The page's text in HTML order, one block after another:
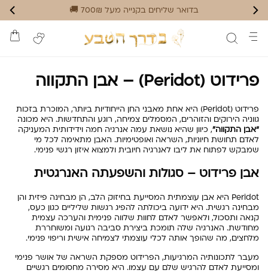
בדואר שליחים בקנייה מעל 700₪ 🚚
פרידוט (Peridot) – אבן התקווה
פרידוט (Peridot) היא אחת מאבני החן הייחודיות ביותר, המוכרת בזכות
גווניה הירוקים והזוהרים, המסמלים צמיחה, רוגע והתחדשות. היא מכונה
“אבן התקווה”, כיוון שהיא נושאת עמה אנרגיה חמה וידידותית המעניקה
לאדם תחושת חיוניות, השראה ואופטימיות. האבן מתאימה לכל מי
שמבקש לפתוח את ליבו לאנרגיה חיובית ולמצוא איזון רגשי פנימי.
אבן פרידוט – סגולות והשפעתה האנרגטית
Peridot היא אבן עוצמתית המסייעת בחיזוק הלב, הן מבחינה פיזית והן
מבחינה רגשית. היא ידועה ביכולתה להפיג רגשות שליליים כגון כעס,
קנאה ותסכול, ולאפשר לאדם לחוות שלווה פנימית והערכה עצמית
מחודשת. האנרגיה שלה תומכת ביצירת סביבה רגועה ומשוחררת
מלחצים, מה שהופך אותה לכלי עוצמתי לצמיחה אישית וריפוי פנימי.
מעבר לתכונותיה המרגיעות, הפרידוט מספקת השראה של אושר פנימי
ומסייעת לאדם להרגיש שלם עם עצמו. היא מסירה מחסומים רגשיים